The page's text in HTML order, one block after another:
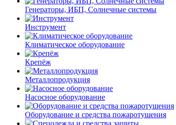
Генераторы, ИБП, Солнечные системы
Инструмент
Климатическое оборудование
Крепёж
Металлопродукция
Насосное оборудование
Оборудование и средства пожаротушения